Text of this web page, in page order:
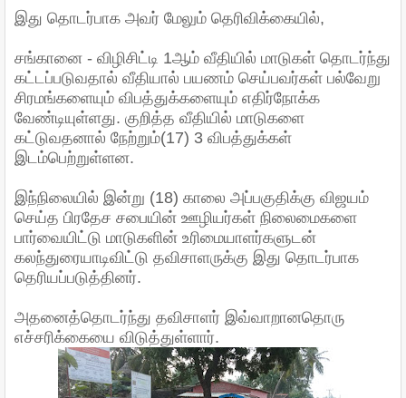
இது தொடர்பாக அவர் மேலும் தெரிவிக்கையில்,
சங்கானை - விழிசிட்டி 1ஆம் வீதியில் மாடுகள் தொடர்ந்து
கட்டப்படுவதால் வீதியால் பயணம் செய்பவர்கள் பல்வேறு
சிரமங்களையும் விபத்துக்களையும் எதிர்நோக்க
வேண்டியுள்ளது. குறித்த வீதியில் மாடுகளை
கட்டுவதனால் நேற்றும்(17) 3 விபத்துக்கள்
இடம்பெற்றுள்ளன.
இந்நிலையில் இன்று (18) காலை அப்பகுதிக்கு விஜயம்
செய்த பிரதேச சபையின் ஊழியர்கள் நிலைமைகளை
பார்வையிட்டு மாடுகளின் உரிமையாளர்களுடன்
கலந்துரையாடிவிட்டு தவிசாளருக்கு இது தொடர்பாக
தெரியப்படுத்தினர்.
அதனைத்தொடர்ந்து தவிசாளர் இவ்வாறானதொரு
எச்சரிக்கையை விடுத்துள்ளார்.